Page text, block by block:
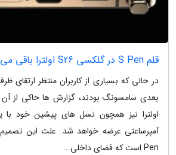
قلم S Pen در گلکسی S26 اولترا باقی می ماند
در حالی که بسیاری از کاربران منتظر ارتقای
Pen است که فضای داخلی...